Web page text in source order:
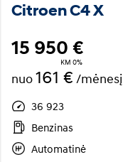
Citroen C4 X
15 950 €
KM 0%
nuo161 € /mėnesį
36 923
Benzinas
Automatinė